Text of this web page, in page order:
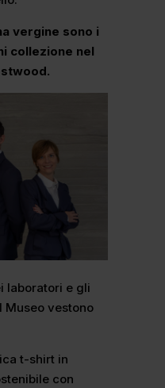
vergine sono i
collezione nel
laboratori e gli
vestono
t-shirt in
con